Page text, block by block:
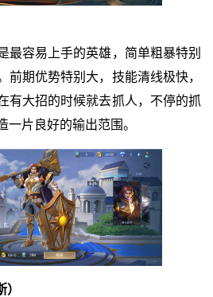
最容易上手的英雄，简单粗暴特别
前期优势特别大，技能清线极快，
有大招的时候就去抓人，不停的抓
一片良好的输出范围。